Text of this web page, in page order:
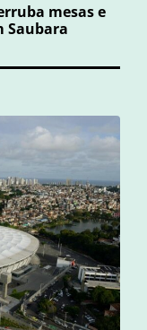
mesas e
Saubara